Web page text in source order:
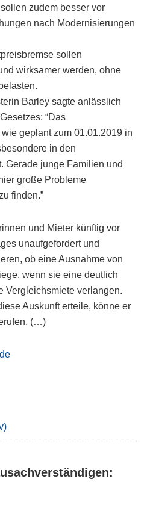
zudem besser vor
nach Modernisierungen
sollen
wirksamer werden, ohne
Barley sagte anlässlich
“Das
geplant zum 01.01.2019 in
in den
Gerade junge Familien und
große Probleme
finden.”
und Mieter künftig vor
unaufgefordert und
ob eine Ausnahme von
wenn sie eine deutlich
Vergleichsmiete verlangen.
Auskunft erteile, könne er
(…)